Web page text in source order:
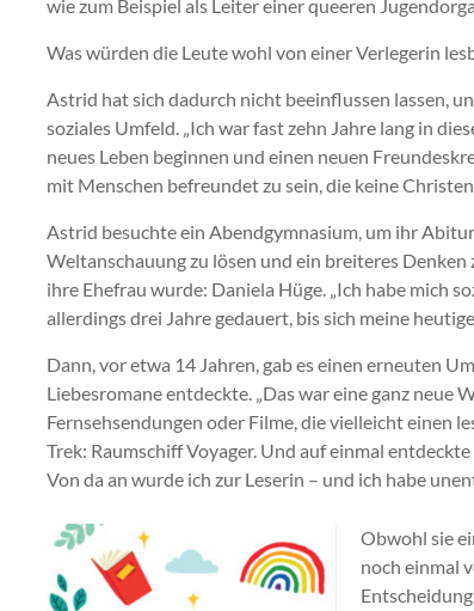
wie zum Beispiel als Leiter einer queeren
Was würden die Leute wohl von einer Verlegerin
Astrid hat sich dadurch nicht beeinflussen lassen,
soziales Umfeld. „Ich war fast zehn Jahre lang in
neues Leben beginnen und einen neuen
mit Menschen befreundet zu sein, die keine
Astrid besuchte ein Abendgymnasium, um ihr
Weltanschauung zu lösen und ein breiteres
ihre Ehefrau wurde: Daniela Hüge. „Ich habe mich
allerdings drei Jahre gedauert, bis sich meine
Dann, vor etwa 14 Jahren, gab es einen erneuten
Liebesromane entdeckte. „Das war eine ganz neue
Fernsehsendungen oder Filme, die vielleicht einen
Trek: Raumschiff Voyager. Und auf einmal
Von da an wurde ich zur Leserin – und ich habe
Obwohl sie
noch einmal